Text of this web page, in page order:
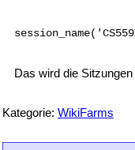
Das wird die
Kategorie: WikiFarms